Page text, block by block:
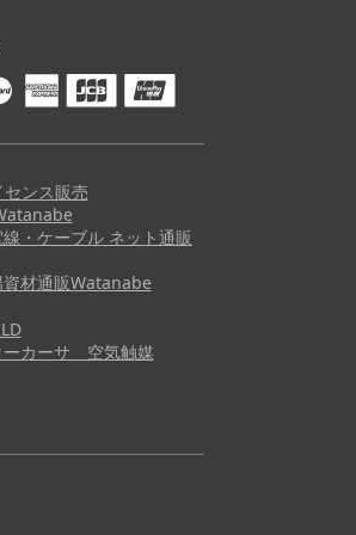
ンス販売
・ケーブル ネット通販
材通販Watanabe
カーサ 空気触媒